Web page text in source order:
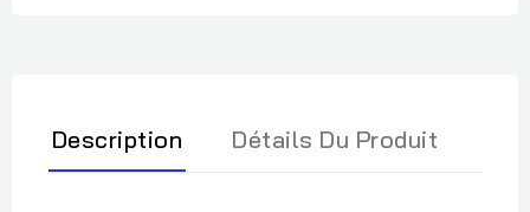
Description Détails Du Produit